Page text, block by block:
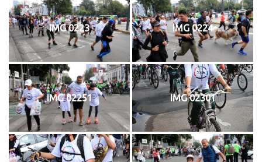
IMG 0223 IMG 0224
IMG 02251 IMG 02301